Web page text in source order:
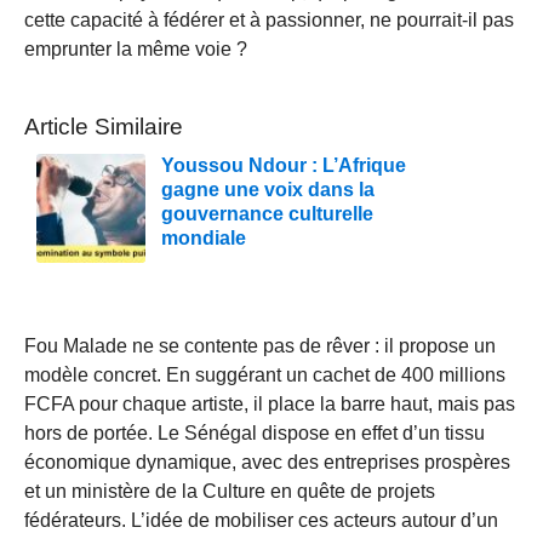
cette capacité à fédérer et à passionner, ne pourrait-il pas
emprunter la même voie ?
Article Similaire
Youssou Ndour : L’Afrique
gagne une voix dans la
gouvernance culturelle
mondiale
Fou Malade ne se contente pas de rêver : il propose un
modèle concret. En suggérant un cachet de 400 millions
FCFA pour chaque artiste, il place la barre haut, mais pas
hors de portée. Le Sénégal dispose en effet d’un tissu
économique dynamique, avec des entreprises prospères
et un ministère de la Culture en quête de projets
fédérateurs. L’idée de mobiliser ces acteurs autour d’un